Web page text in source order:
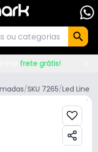
frete grátis!
/SKU 7265/Led Line